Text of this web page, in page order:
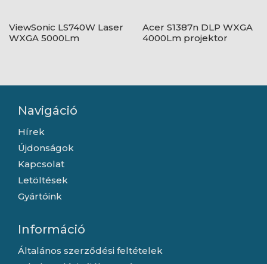
ViewSonic LS740W Laser
WXGA 5000Lm
Acer S1387n DLP WXGA
4000Lm projektor
Navigáció
Hírek
Újdonságok
Kapcsolat
Letöltések
Gyártóink
Információ
Általános szerződési feltételek